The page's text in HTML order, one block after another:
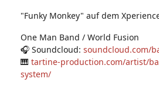
"Funky Monkey" auf dem
One Man Band / World Fusion
🎧 Soundcloud: soundcloud.com/
🎹 tartine-production.com/artist/
system/